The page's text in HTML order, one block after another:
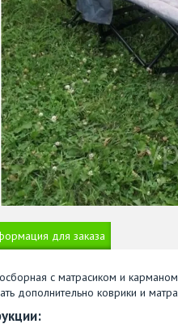
для заказа
с матрасиком и
дополнительно коврики и